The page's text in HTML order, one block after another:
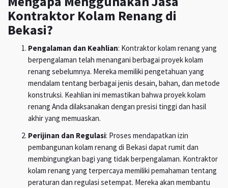
Kontraktor Kolam Renang di
Bekasi?
Pengalaman dan Keahlian: Kontraktor kolam renang yang
berpengalaman telah menangani berbagai proyek kolam
renang sebelumnya. Mereka memiliki pengetahuan yang
mendalam tentang berbagai jenis desain, bahan, dan metode
konstruksi. Keahlian ini memastikan bahwa proyek kolam
renang Anda dilaksanakan dengan presisi tinggi dan hasil
akhir yang memuaskan.
Perijinan dan Regulasi: Proses mendapatkan izin
pembangunan kolam renang di Bekasi dapat rumit dan
membingungkan bagi yang tidak berpengalaman. Kontraktor
kolam renang yang terpercaya memiliki pemahaman tentang
peraturan dan regulasi setempat. Mereka akan membantu